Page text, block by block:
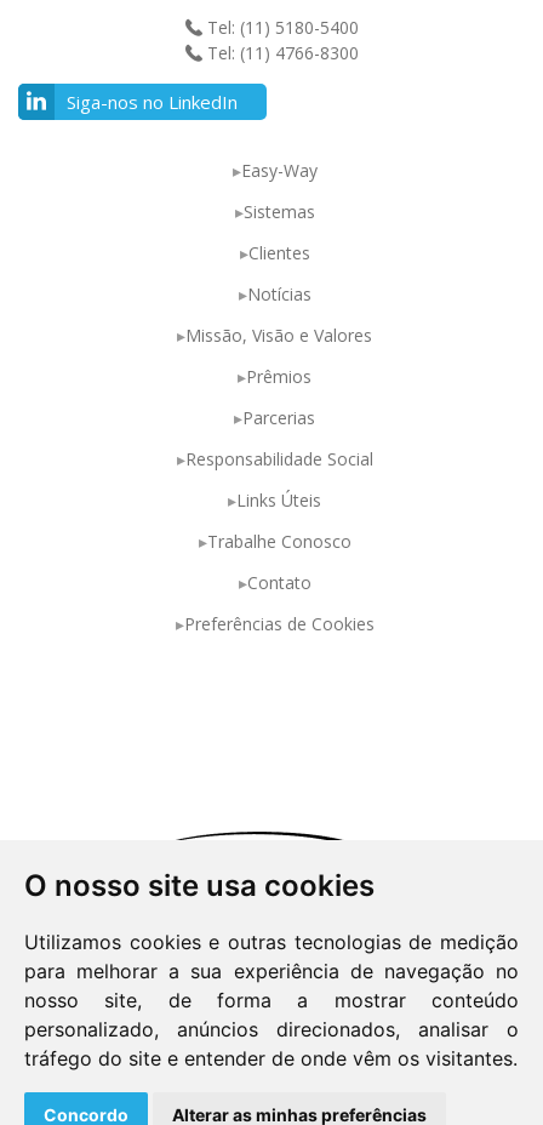
O nosso site usa cookies
Utilizamos cookies e outras tecnologias de medição
para melhorar a sua experiência de navegação no
nosso site, de forma a mostrar conteúdo
personalizado, anúncios direcionados, analisar o
tráfego do site e entender de onde vêm os visitantes.
Concordo Alterar as minhas preferências
Tel: (11) 5180-5400
Tel: (11) 4766-8300
Siga-nos no LinkedIn
Easy-Way
Sistemas
Clientes
Notícias
Missão, Visão e Valores
Prêmios
Parcerias
Responsabilidade Social
Links Úteis
Trabalhe Conosco
Contato
Preferências de Cookies
Política de Privacidade